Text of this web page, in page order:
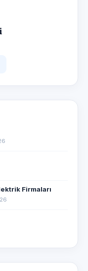
Firmaları